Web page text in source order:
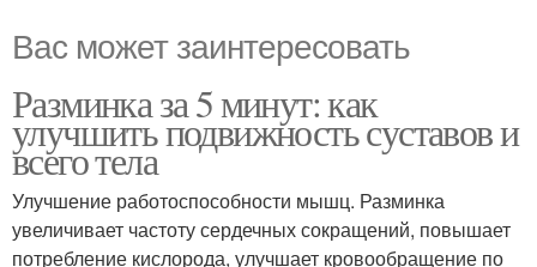
Вас может заинтересовать
Разминка за 5 минут: как
улучшить подвижность суставов и
всего тела
Улучшение работоспособности мышц. Разминка
увеличивает частоту сердечных сокращений, повышает
потребление кислорода, улучшает кровообращение по